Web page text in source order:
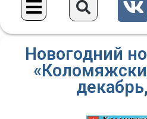
Новогодний